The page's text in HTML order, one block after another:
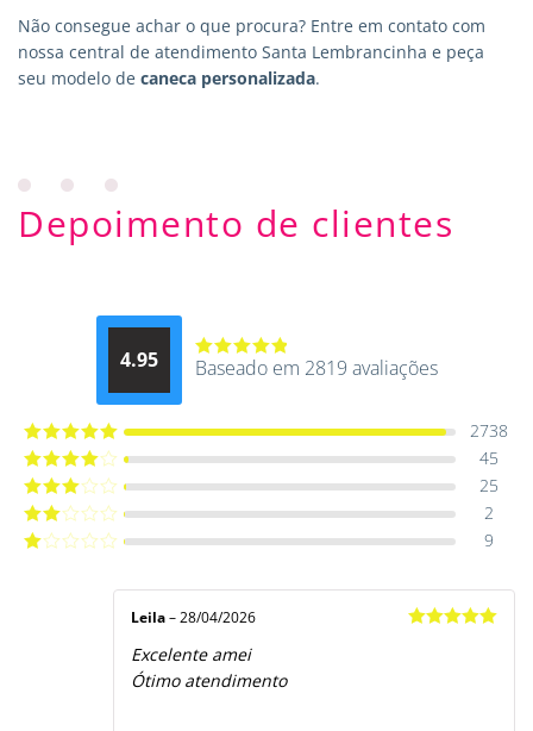
Não consegue achar o que procura? Entre em contato com
nossa central de atendimento Santa Lembrancinha e peça
seu modelo de caneca personalizada.
Depoimento de clientes
4.95
Avaliação
Baseado em 2819 avaliações
Avaliação5
de 5
2738
Avaliação
4 de 5
45
Avaliação
3 de 5
25
Avaliação
2 de
2
9
Leila – 28/04/2026
Excelente amei
Ótimo atendimento